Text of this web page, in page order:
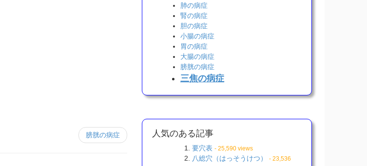
膀胱の病症
肺の病症
腎の病症
胆の病症
小腸の病症
胃の病症
大腸の病症
膀胱の病症
三焦の病症
人気のある記事
要穴表 - 25,590 views
八総穴（はっそうけつ）
- 23,536